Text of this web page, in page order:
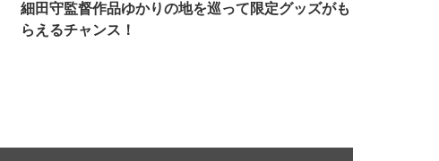
細田守監督作品ゆかりの地を巡って限定グッズがも
らえるチャンス！